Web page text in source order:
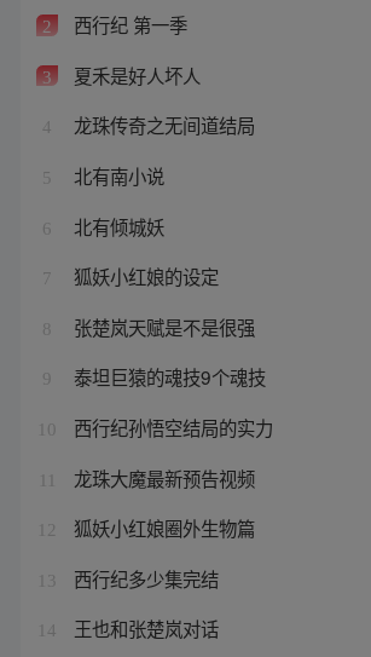
2 西行纪 第一季
3 夏禾是好人坏人
4 龙珠传奇之无间道结局
5 北有南小说
6 北有倾城妖
7 狐妖小红娘的设定
8 张楚岚天赋是不是很强
9 泰坦巨猿的魂技9个魂技
10 西行纪孙悟空结局的实力
龙珠大魔最新预告视频
12 狐妖小红娘圈外生物篇
13 西行纪多少集完结
14 王也和张楚岚对话